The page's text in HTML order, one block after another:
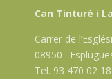
Can Tinturé i
Carrer de
08950 ·
Tel. 93 470 02 18